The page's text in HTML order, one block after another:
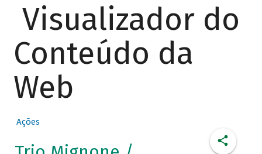
Visualizador do
Conteúdo da
Web
Ações